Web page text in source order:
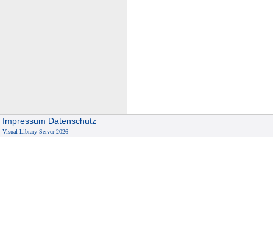
Impressum Datenschutz
Visual Library Server 2026